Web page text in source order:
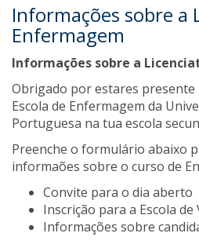
Informações sobre a
Enfermagem
Informações sobre a
Obrigado por estares presente
Escola de Enfermagem da
Portuguesa na tua escola
Preenche o formulário abaixo
informaões sobre o curso de
Convite para o dia aberto
Inscrição para a Escola de
Informações sobre